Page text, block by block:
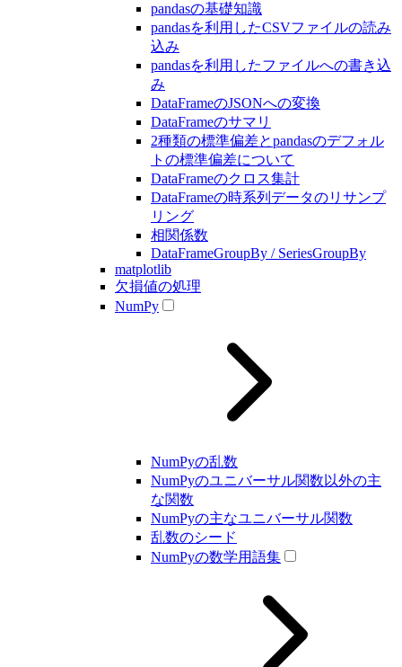
pandasの基礎知識
pandasを利用したCSVファイルの読み
込み
pandasを利用したファイルへの書き込
み
DataFrameのJSONへの変換
DataFrameのサマリ
2種類の標準偏差とpandasのデフォル
トの標準偏差について
DataFrameのクロス集計
DataFrameの時系列データのリサンプ
リング
相関係数
DataFrameGroupBy / SeriesGroupBy
matplotlib
欠損値の処理
NumPy
NumPyの乱数
NumPyのユニバーサル関数以外の主
な関数
NumPyの主なユニバーサル関数
乱数のシード
NumPyの数学用語集